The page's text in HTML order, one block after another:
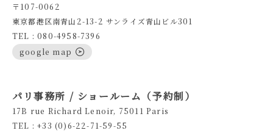
〒107-0062
東京都港区南青山2-13-2 サンライズ青山ビル301
TEL : 080-4958-7396
google map
パリ事務所 / ショールーム（予約制）
17B rue Richard Lenoir, 75011 Paris
TEL : +33 (0)6-22-71-59-55